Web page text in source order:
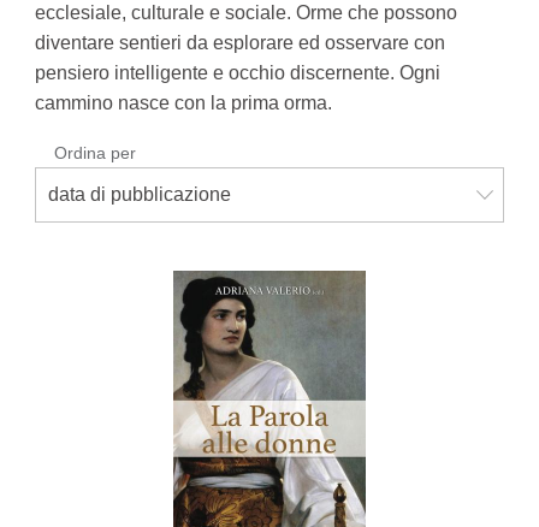
ecclesiale, culturale e sociale. Orme che possono
diventare sentieri da esplorare ed osservare con
pensiero intelligente e occhio discernente. Ogni
cammino nasce con la pri­ma orma.
Ordina per
data di pubblicazione